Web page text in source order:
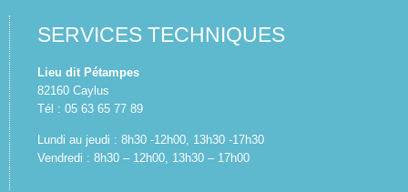
SERVICES TECHNIQUES
Lieu dit Pétampes
82160 Caylus
Tél : 05 63 65 77 89
Lundi au jeudi : 8h30 -12h00, 13h30 -17h30
Vendredi : 8h30 – 12h00, 13h30 – 17h00